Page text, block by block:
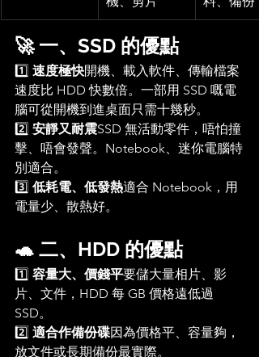
🚀 一、SSD 的優點
1️⃣ 速度極快開機、載入軟件、傳輸檔案
速度比 HDD 快數倍。一部用 SSD 嘅電
腦可從開機到進桌面只需十幾秒。
2️⃣ 安靜又耐震SSD 無活動零件，唔怕撞
擊、唔會發聲。Notebook、迷你電腦特
別適合。
3️⃣ 低耗電、低發熱適合 Notebook，用
電量少、散熱好。
🐢 二、HDD 的優點
1️⃣ 容量大、價錢平要儲大量相片、影
片、文件，HDD 每 GB 價格遠低過
SSD。
2️⃣ 適合作備份碟因為價格平、容量夠，
放文件或長期備份最實際。